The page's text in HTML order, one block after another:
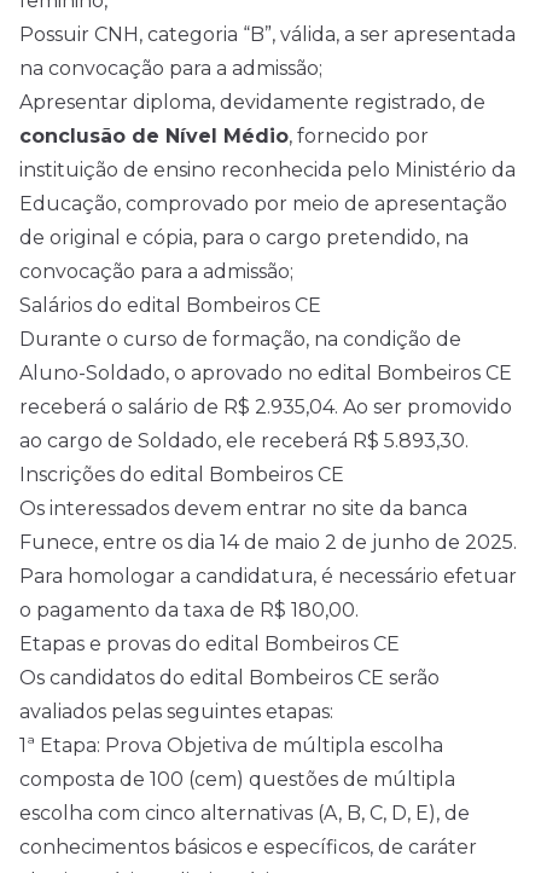
Possuir CNH, categoria “B”, válida, a ser apresentada
na convocação para a admissão;
Apresentar diploma, devidamente registrado, de
conclusão de Nível Médio, fornecido por
instituição de ensino reconhecida pelo Ministério da
Educação, comprovado por meio de apresentação
de original e cópia, para o cargo pretendido, na
convocação para a admissão;
Salários do edital Bombeiros CE
Durante o curso de formação, na condição de
Aluno-Soldado, o aprovado no edital Bombeiros CE
receberá o salário de R$ 2.935,04. Ao ser promovido
ao cargo de Soldado, ele receberá R$ 5.893,30.
Inscrições do edital Bombeiros CE
Os interessados devem entrar no site da banca
Funece, entre os dia 14 de maio 2 de junho de 2025.
Para homologar a candidatura, é necessário efetuar
o pagamento da taxa de R$ 180,00.
Etapas e provas do edital Bombeiros CE
Os candidatos do edital Bombeiros CE serão
avaliados pelas seguintes etapas:
1ª Etapa: Prova Objetiva de múltipla escolha
composta de 100 (cem) questões de múltipla
escolha com cinco alternativas (A, B, C, D, E), de
conhecimentos básicos e específicos, de caráter